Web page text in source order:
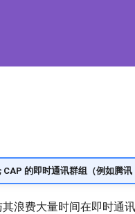
的即时通讯群组（例如腾讯
浪费大量时间在即时通